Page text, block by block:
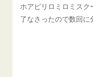
ホアピリロミロミス
了なさったので数回に